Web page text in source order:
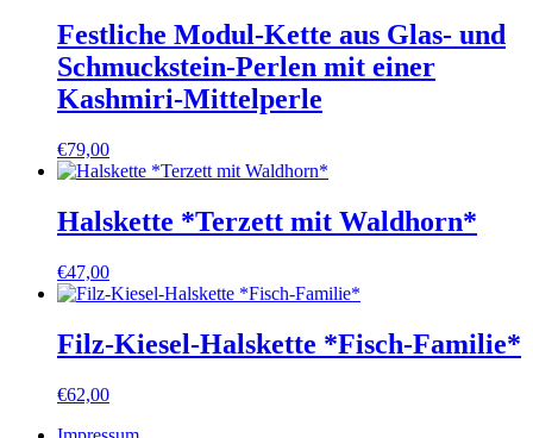
Festliche Modul-Kette aus Glas- und
Schmuckstein-Perlen mit einer
Kashmiri-Mittelperle
€79,00
Halskette *Terzett mit Waldhorn*
€47,00
Filz-Kiesel-Halskette *Fisch-Familie*
€62,00